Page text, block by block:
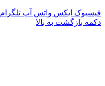
فیسبوک ایکس واتس آپ تلگرام
دکمه بازگشت به بالا